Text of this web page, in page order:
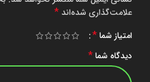
علامت‌گذاری شده‌اند *
امتیاز شما*
دیدگاه شما*